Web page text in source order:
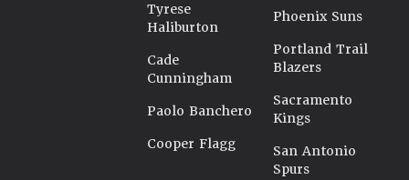
Tyrese
Haliburton
Cade
Cunningham
Paolo Banchero
Cooper Flagg
Phoenix Suns
Portland Trail
Blazers
Sacramento
Kings
San Antonio
Spurs